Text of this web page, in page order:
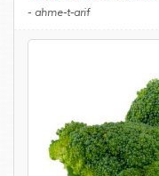
- ahme-t-arif